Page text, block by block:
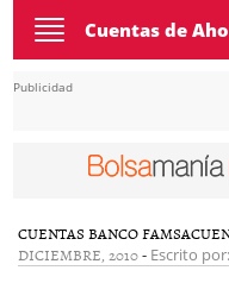
Toggle
navigation
Cuentas de
Publicidad
CUENTAS BANCO FAMSA
DICIEMBRE, 2010- Escrito por: